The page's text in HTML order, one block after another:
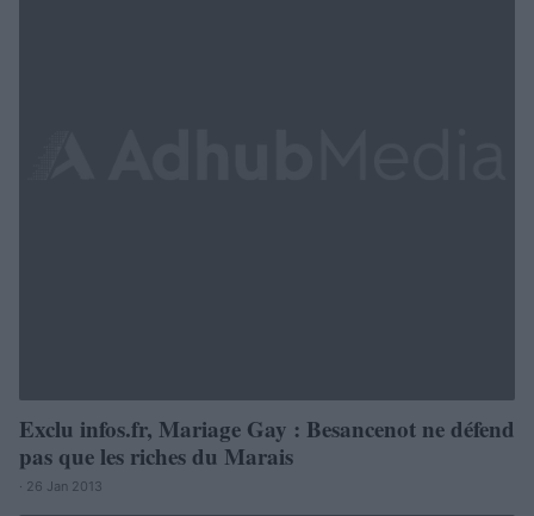
Exclu infos.fr, Mariage Gay : Besancenot ne défend
pas que les riches du Marais
· 26 Jan 2013